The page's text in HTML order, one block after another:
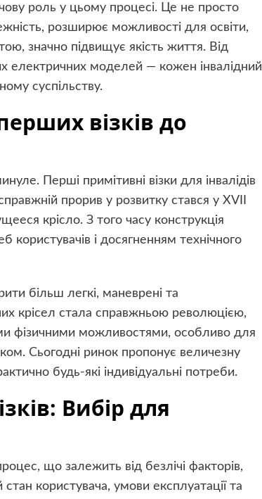
роль у цьому процесі. Це не просто
розширює можливості для освіти,
значно підвищує якість життя. Від
електричних моделей — кожен інвалідний
суспільству.
візків до
Перші примітивні візки для інвалідів
прорив у розвитку стався у XVII
крісло. З того часу конструкція
і досягненням технічного
більш легкі, маневрені та
крісел стала справжньою революцією,
фізичними можливостями, особливо для
Сьогодні ринок пропонує величезну
будь-які індивідуальні потреби.
Вибір для
що залежить від безлічі факторів,
користувача, умови експлуатації та